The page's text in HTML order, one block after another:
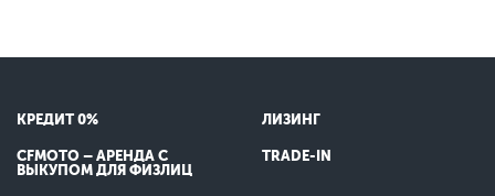
КРЕДИТ 0% ЛИЗИНГ
CFMOTO – АРЕНДА С
ВЫКУПОМ ДЛЯ ФИЗЛИЦ
TRADE-IN